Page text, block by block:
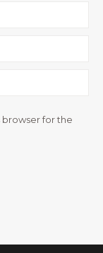
browser for the